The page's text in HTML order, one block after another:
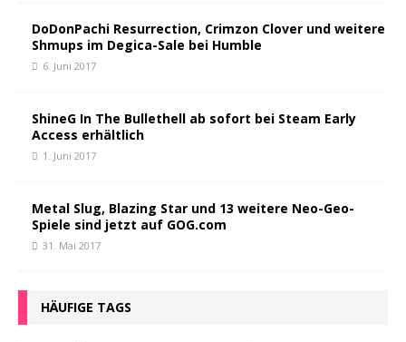
DoDonPachi Resurrection, Crimzon Clover und weitere
Shmups im Degica-Sale bei Humble
6. Juni 2017
ShineG In The Bullethell ab sofort bei Steam Early
Access erhältlich
1. Juni 2017
Metal Slug, Blazing Star und 13 weitere Neo-Geo-
Spiele sind jetzt auf GOG.com
31. Mai 2017
HÄUFIGE TAGS